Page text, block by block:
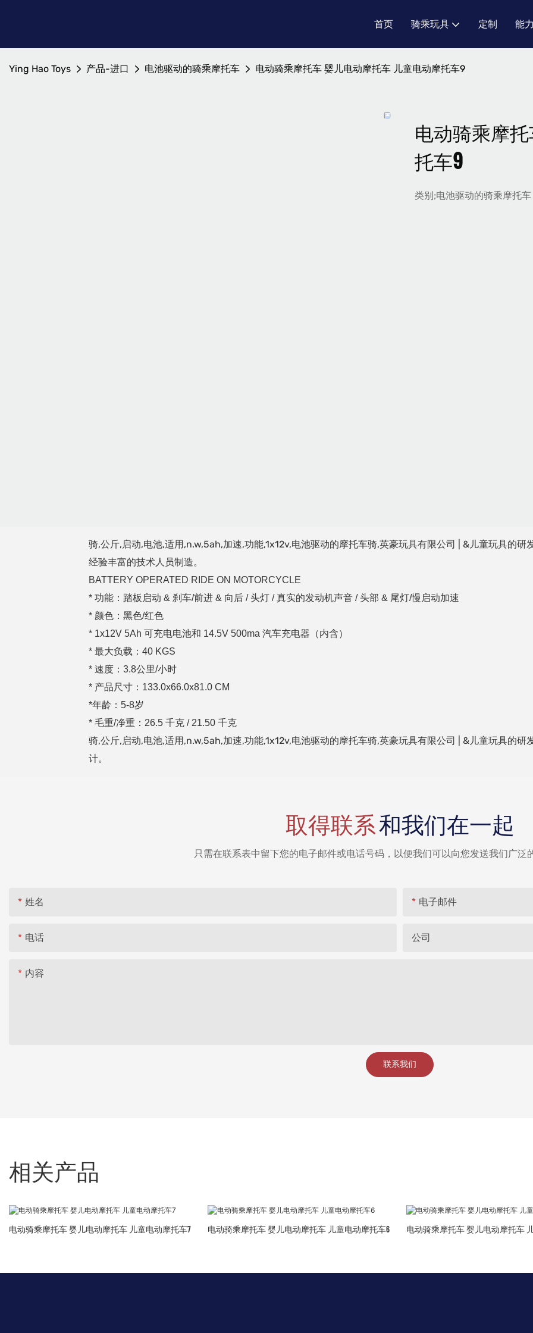
首页 骑乘玩具 定制 能力
Ying Hao Toys 产品-进口 电池驱动的骑乘摩托车 电动骑乘摩托车 婴儿电动摩托车 儿童电动摩托车9
电动骑乘摩
托车9
类别;电池驱动的骑乘摩托车
骑,公斤,启动,电池,适用,n.w,5ah,加速,功能,1x12v,电池驱动的摩托车骑,英豪玩具有限公司 | &儿童玩具的
经验丰富的技术人员制造。
BATTERY OPERATED RIDE ON MOTORCYCLE
* 功能：踏板启动 & 刹车/前进 & 向后 / 头灯 / 真实的发动机声音 / 头部 & 尾灯/慢启动加速
* 颜色：黑色/红色
* 1x12V 5Ah 可充电电池和 14.5V 500ma 汽车充电器（内含）
* 最大负载：40 KGS
* 速度：3.8公里/小时
* 产品尺寸：133.0x66.0x81.0 CM
*年龄：5-8岁
* 毛重/净重：26.5 千克 / 21.50 千克
骑,公斤,启动,电池,适用,n.w,5ah,加速,功能,1x12v,电池驱动的摩托车骑,英豪玩具有限公司 | &儿童玩具的
计。
取得联系和我们在一起
只需在联系表中留下您的电子邮件或电话号码，以便我们可以向您发送我们广泛
姓名 电子邮件
电话 公司
内容
联系我们
相关产品
电动骑乘摩托车 婴儿电动摩托车 儿童电动摩托车7 电动骑乘摩托车 婴儿电动摩托车 儿童电动摩托车6 电动骑乘摩托车 婴儿电动摩托车